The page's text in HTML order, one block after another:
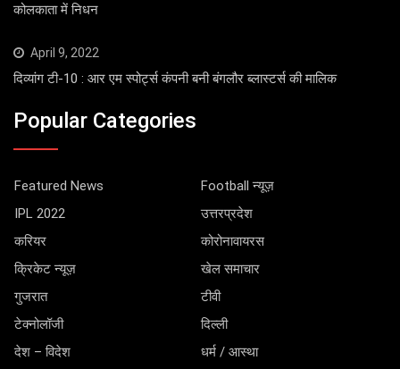
कोलकाता में निधन
April 9, 2022
दिव्यांग टी-10 : आर एम स्पोर्ट्स कंपनी बनी बंगलौर ब्लास्टर्स की मालिक
Popular Categories
Featured News
Football न्यूज़
IPL 2022
उत्तरप्रदेश
करियर
कोरोनावायरस
क्रिकेट न्यूज़
खेल समाचार
गुजरात
टीवी
टेक्नोलॉजी
दिल्ली
देश – विदेश
धर्म / आस्था